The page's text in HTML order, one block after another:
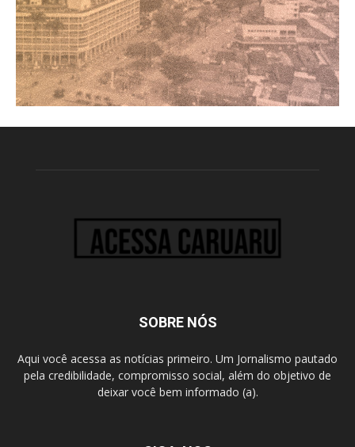
SOBRE NÓS
Aqui você acessa as notícias primeiro. Um Jornalismo pautado
pela credibilidade, compromisso social, além do objetivo de
deixar você bem informado (a).